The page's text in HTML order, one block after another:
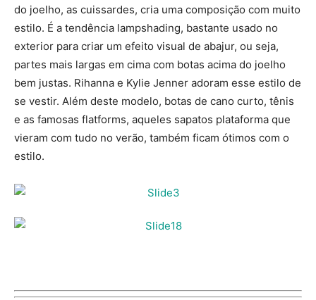
do joelho, as cuissardes, cria uma composição com muito
estilo. É a tendência lampshading, bastante usado no
exterior para criar um efeito visual de abajur, ou seja,
partes mais largas em cima com botas acima do joelho
bem justas. Rihanna e Kylie Jenner adoram esse estilo de
se vestir. Além deste modelo, botas de cano curto, tênis
e as famosas flatforms, aqueles sapatos plataforma que
vieram com tudo no verão, também ficam ótimos com o
estilo.